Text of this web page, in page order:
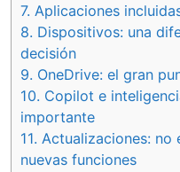
7. Aplicaciones
8. Dispositivos: una
decisión
9. OneDrive: el gran
10. Copilot e
importante
11. Actualizaciones: no
nuevas funciones